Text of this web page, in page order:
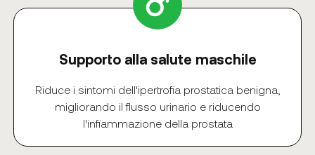
Supporto alla salute maschile
Riduce i sintomi dell'ipertrofia prostatica benigna,
migliorando il flusso urinario e riducendo
l'infiammazione della prostata